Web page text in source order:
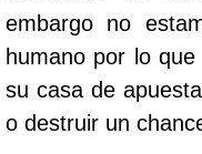
embargo no
humano por lo
su casa de
o destruir un